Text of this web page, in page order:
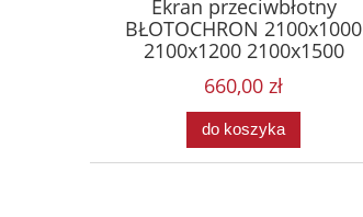
Ekran przeciwbłotny
BŁOTOCHRON 2100x1000
2100x1200 2100x1500
660,00 zł
do koszyka